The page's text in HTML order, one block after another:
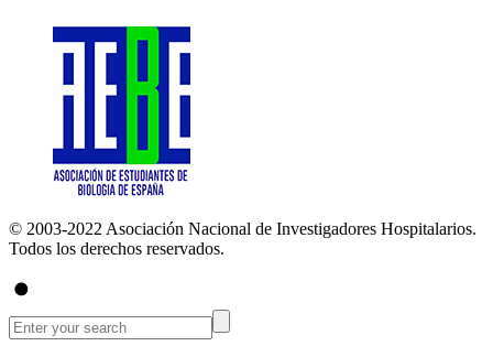
© 2003-2022 Asociación Nacional de Investigadores Hospitalarios.
Todos los derechos reservados.